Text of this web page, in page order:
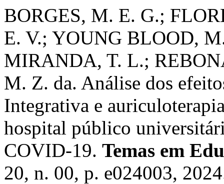
BORGES, M. E. G.;
E. V.; YOUNG BLOOD,
MIRANDA, T. L.;
M. Z. da. Análise dos
Integrativa e
hospital público
COVID-19. Temas em
20, n. 00, p. e024003,